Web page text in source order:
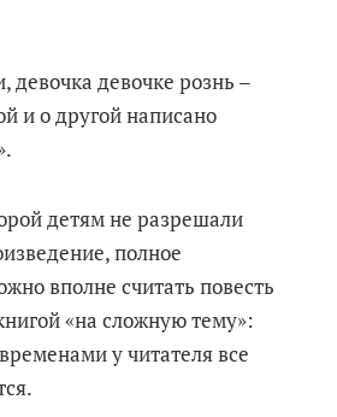
девочке рознь –
и о другой написано
детям не разрешали
полное
вполне считать повесть
«на сложную тему»:
у читателя все